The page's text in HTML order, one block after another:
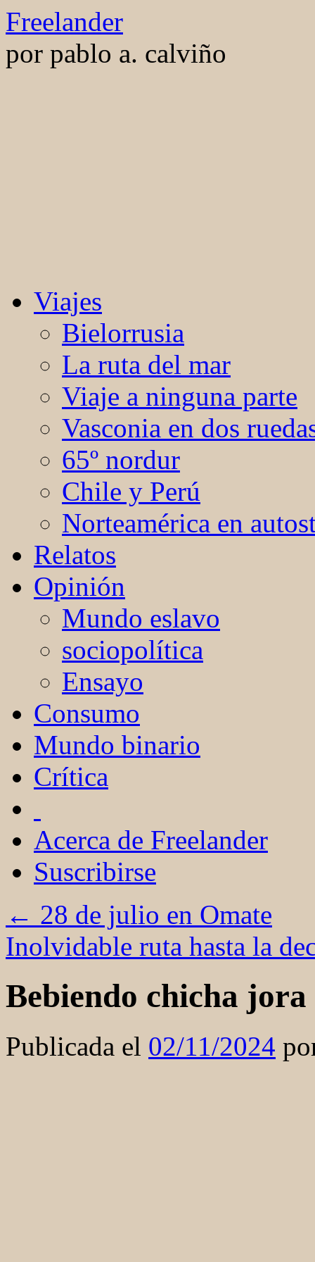
Saltar
al
contenido
Freelander
por pablo a. calviño
Viajes
Bielorrusia
La ruta del mar
Viaje a ninguna parte
Vasconia en dos
65º nordur
Chile y Perú
Norteamérica en
Relatos
Opinión
Mundo eslavo
sociopolítica
Ensayo
Consumo
Mundo binario
Crítica
Acerca de Freelander
Suscribirse
← 28 de julio en Omate
Inolvidable ruta hasta la
Bebiendo chicha
Publicada el 02/11/2024